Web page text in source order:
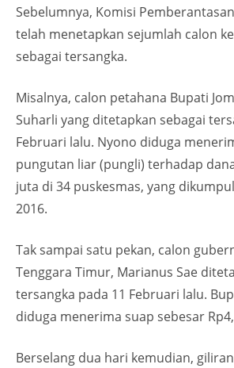
Sebelumnya, Komisi
telah menetapkan sejumlah calon
sebagai tersangka.
Misalnya, calon petahana Bupati
Suharli yang ditetapkan sebagai
Februari lalu. Nyono diduga
pungutan liar (pungli) terhadap
juta di 34 puskesmas, yang
2016.
Tak sampai satu pekan, calon
Tenggara Timur, Marianus Sae
tersangka pada 11 Februari lalu.
diduga menerima suap sebesar
Berselang dua hari kemudian,